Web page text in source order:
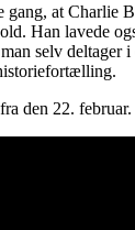
gang, at Charlie
Han lavede
selv deltager i
den 22. februar.